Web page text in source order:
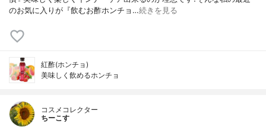
のお気に入りが『飲むお酢ホンチョ…続きを見る
紅酢(ホンチョ)
美味しく飲めるホンチョ
コスメコレクター
ちーこす